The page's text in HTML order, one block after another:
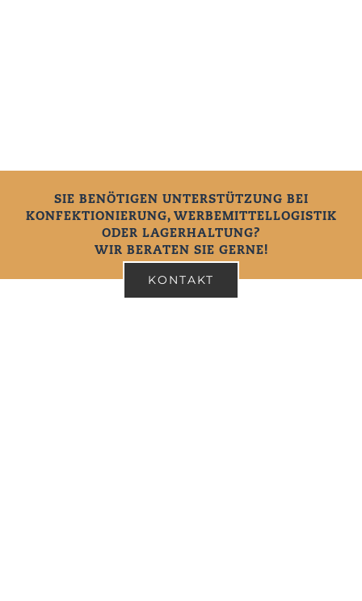
SIE BENÖTIGEN UNTERSTÜTZUNG BEI
KONFEKTIONIERUNG, WERBEMITTELLOGISTIK
ODER LAGERHALTUNG?
WIR BERATEN SIE GERNE!
KONTAKT